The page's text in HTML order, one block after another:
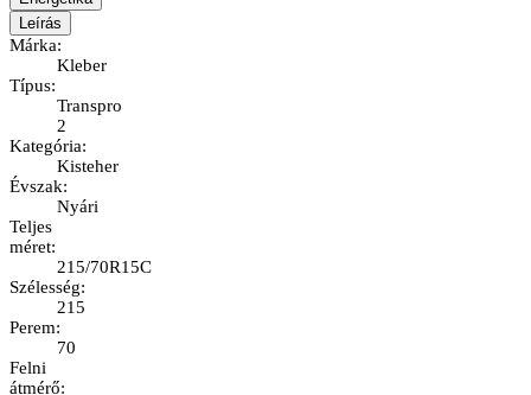
Leírás
Márka:
Kleber
Típus:
Transpro
2
Kategória:
Kisteher
Évszak:
Nyári
Teljes
méret:
215/70R15C
Szélesség:
215
Perem:
70
Felni
átmérő: